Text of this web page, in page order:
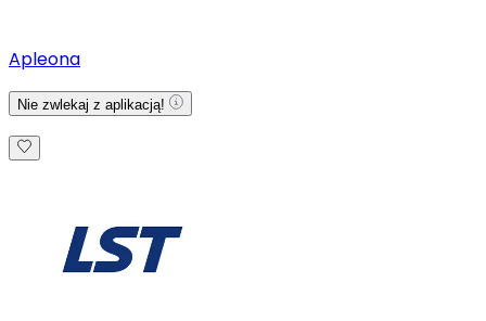
Apleona
Nie zwlekaj z aplikacją!